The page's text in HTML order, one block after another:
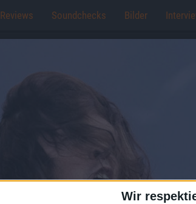
Wir
Reviews Soundchecks Bilder